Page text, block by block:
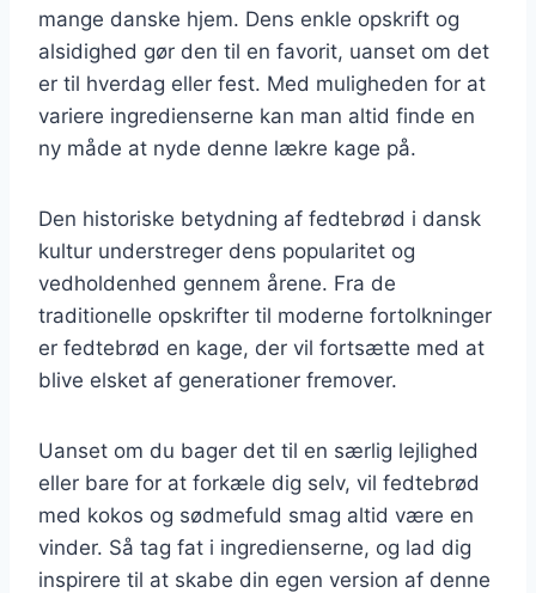
mange danske hjem. Dens enkle opskrift og
alsidighed gør den til en favorit, uanset om det
er til hverdag eller fest. Med muligheden for at
variere ingredienserne kan man altid finde en
ny måde at nyde denne lækre kage på.
Den historiske betydning af fedtebrød i dansk
kultur understreger dens popularitet og
vedholdenhed gennem årene. Fra de
traditionelle opskrifter til moderne fortolkninger
er fedtebrød en kage, der vil fortsætte med at
blive elsket af generationer fremover.
Uanset om du bager det til en særlig lejlighed
eller bare for at forkæle dig selv, vil fedtebrød
med kokos og sødmefuld smag altid være en
vinder. Så tag fat i ingredienserne, og lad dig
inspirere til at skabe din egen version af denne